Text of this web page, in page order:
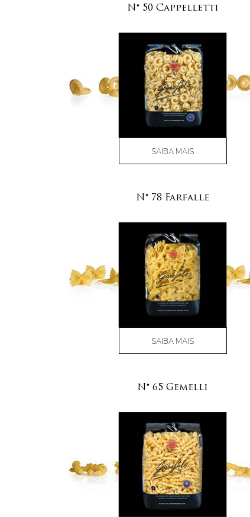
N° 50 Cappelletti
SAIBA MAIS
N° 78 Farfalle
SAIBA MAIS
N° 65 Gemelli